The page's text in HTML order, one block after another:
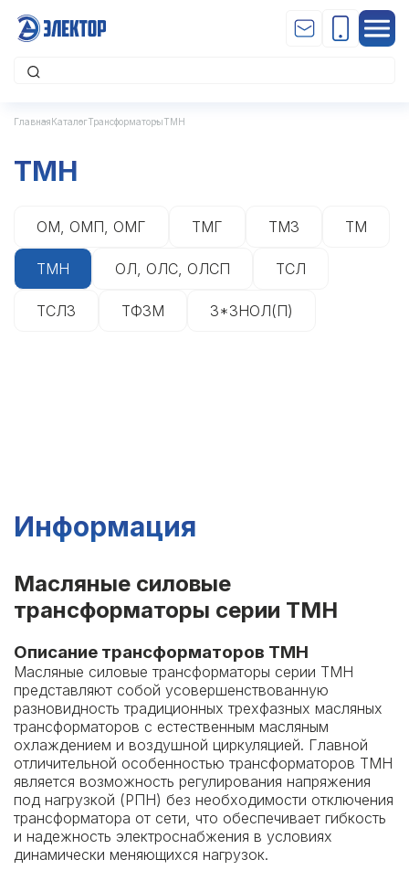
ГлавнаяКаталогТрансформаторыТМН
ТМН
ОМ, ОМП, ОМГ ТМГ ТМЗ ТМ
ТМН ОЛ, ОЛС, ОЛСП ТСЛ
ТСЛЗ ТФЗМ 3*ЗНОЛ(П)
Информация
Масляные силовые
трансформаторы серии ТМН
Описание трансформаторов ТМН
Масляные силовые трансформаторы серии ТМН
представляют собой усовершенствованную
разновидность традиционных трехфазных масляных
трансформаторов с естественным масляным
охлаждением и воздушной циркуляцией. Главной
отличительной особенностью трансформаторов ТМН
является возможность регулирования напряжения
под нагрузкой (РПН) без необходимости отключения
трансформатора от сети, что обеспечивает гибкость
и надежность электроснабжения в условиях
динамически меняющихся нагрузок.